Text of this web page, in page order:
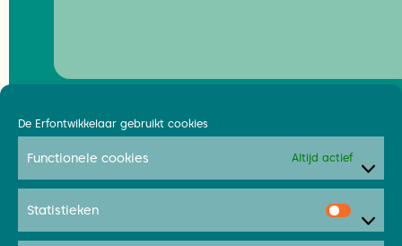
De Erfontwikkelaar gebruikt cookies
Functionele cookies Altijd actief
Statistieken
Verzenden